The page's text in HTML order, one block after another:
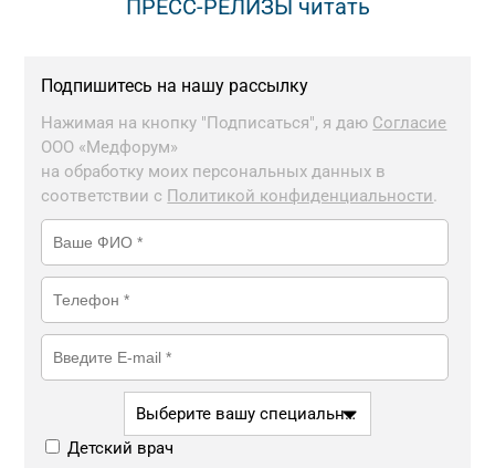
ПРЕСС-РЕЛИЗЫ читать
Подпишитесь на нашу рассылку
Нажимая на кнопку "Подписаться", я даю Согласие
ООО «Медфорум»
на обработку моих персональных данных в
соответствии с Политикой конфиденциальности.
Выберите вашу специальность *
Детский врач